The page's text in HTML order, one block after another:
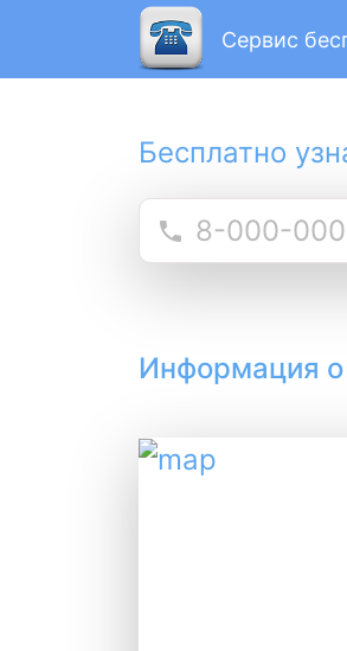
Сервис
Бесплатно
Информация